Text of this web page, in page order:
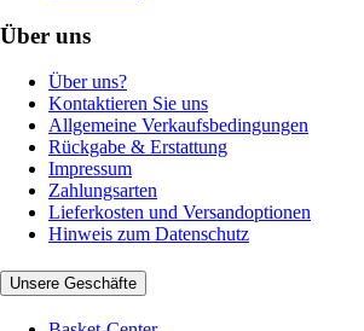
Über uns
Über uns?
Kontaktieren Sie uns
Allgemeine Verkaufsbedingungen
Rückgabe & Erstattung
Impressum
Zahlungsarten
Lieferkosten und Versandoptionen
Hinweis zum Datenschutz
Unsere Geschäfte